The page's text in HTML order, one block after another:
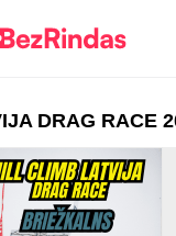
DRAG RACE